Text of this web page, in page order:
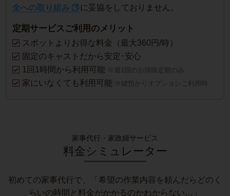
全への取り組み
に妥協をしておりません。
定期サービスご利用のメリット
スポットよりお得な料金（最大360円/時）
固定のキャストだから安定･安心
1回1時間から利用可能 ※週1回のお掃除定期のみ
家にいなくても利用可能 ※鍵預かりオプションご利用時
家事代行・家政婦サービス
料金シミュレーター
初めての家事代行で、「希望の作業内容を頼んだらどのく
らいの時間と料金がかかるのかわからない…」